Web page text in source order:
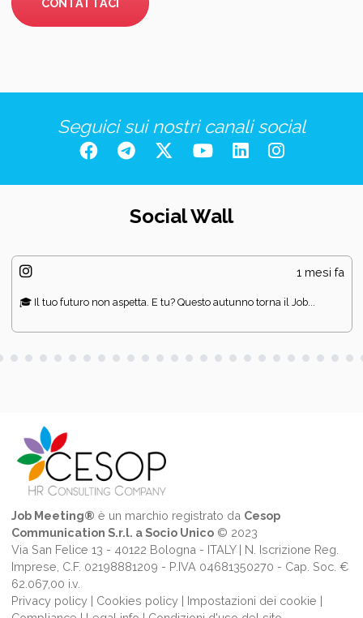
CONTATTACI
Seguici sui nostri canali social
Social Wall
1 mesi fa
🎓 Il tuo futuro non aspetta. E tu? Questo autunno torna il Job...
Job Meeting® è un marchio registrato da Cesop
Communication S.r.l. a Socio Unico© 2023
Via San Felice 13 - 40122 Bologna - ITALY | N. Iscrizione Reg.
Imprese, C.F. 02198881209 - P.IVA 04681350270 - Cap. Soc. €
62.067,00 i.v.
Privacy policy| Cookies policy| Impostazioni dei cookie |